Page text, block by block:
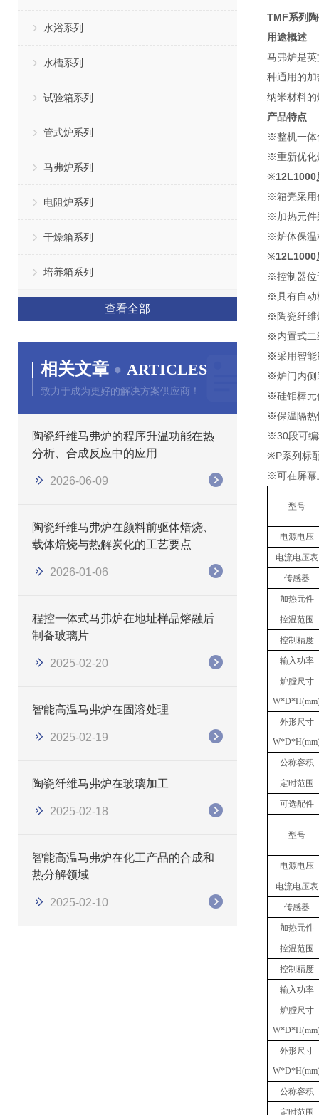
水浴系列
水槽系列
试验箱系列
管式炉系列
马弗炉系列
电阻炉系列
干燥箱系列
培养箱系列
查看全部
相关文章 ARTICLES
致力于成为更好的解决方案供应商！
陶瓷纤维马弗炉的程序升温功能在热
分析、合成反应中的应用
2026-06-09
陶瓷纤维马弗炉在颜料前驱体焙烧、
载体焙烧与热解炭化的工艺要点
2026-01-06
程控一体式马弗炉在地址样品熔融后
制备玻璃片
2025-02-20
智能高温马弗炉在固溶处理
2025-02-19
陶瓷纤维马弗炉在玻璃加工
2025-02-18
智能高温马弗炉在化工产品的合成和
热分解领域
2025-02-10
TMF系列
用途概述
马弗炉是
种通用的
纳米材料
产品特点
※整机一体
※重新优化
※12L1000
※箱壳采用
※加热元件
※炉体保温
※12L1000
※控制器位
※具有自
※陶瓷纤维
※内置式二
※采用智能
※炉门内侧
※硅钼棒元
※保温隔热
※30段可编
※P系列标
※可在屏幕
型号
电源电压
电流电压表
传感器
加热元件
控温范围
控制精度
输入功率
炉膛尺寸
外形尺寸
公称容积
定时范围
可选配件
型号
电源电压
电流电压表
传感器
加热元件
控温范围
控制精度
输入功率
炉膛尺寸
外形尺寸
公称容积
定时范围